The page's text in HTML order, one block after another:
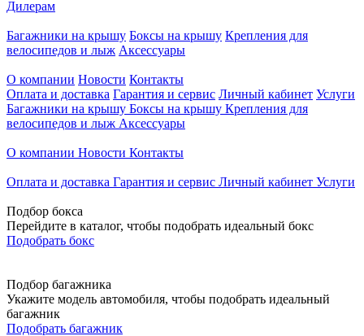
Дилерам
Багажники на крышу Боксы на крышу Крепления для
велосипедов и лыж Аксессуары
О компании Новости Контакты
Оплата и доставка Гарантия и сервис Личный кабинет Услуги
Багажники на крышу Боксы на крышу Крепления для
велосипедов и лыж Аксессуары
О компании Новости Контакты
Оплата и доставка Гарантия и сервис Личный кабинет Услуги
Подбор бокса
Перейдите в каталог, чтобы подобрать идеальный бокс
Подобрать бокс
Подбор багажника
Укажите модель автомобиля, чтобы подобрать идеальный
багажник
Подобрать багажник